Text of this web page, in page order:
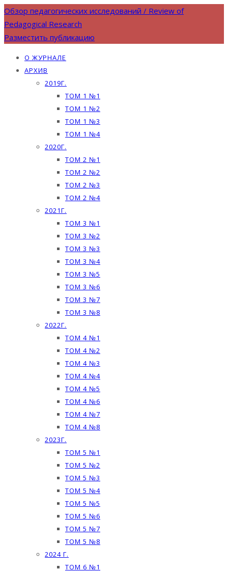
Обзор педагогических исследований / Review of
Pedagogical Research
Разместить публикацию
О ЖУРНАЛЕ
АРХИВ
2019Г.
ТОМ 1 №1
ТОМ 1 №2
ТОМ 1 №3
ТОМ 1 №4
2020Г.
ТОМ 2 №1
ТОМ 2 №2
ТОМ 2 №3
ТОМ 2 №4
2021Г.
ТОМ 3 №1
ТОМ 3 №2
ТОМ 3 №3
ТОМ 3 №4
ТОМ 3 №5
ТОМ 3 №6
ТОМ 3 №7
ТОМ 3 №8
2022Г.
ТОМ 4 №1
ТОМ 4 №2
ТОМ 4 №3
ТОМ 4 №4
ТОМ 4 №5
ТОМ 4 №6
ТОМ 4 №7
ТОМ 4 №8
2023Г.
ТОМ 5 №1
ТОМ 5 №2
ТОМ 5 №3
ТОМ 5 №4
ТОМ 5 №5
ТОМ 5 №6
ТОМ 5 №7
ТОМ 5 №8
2024 Г.
ТОМ 6 №1